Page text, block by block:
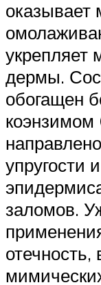
укрепляет
дермы.
обогащен
коэнзимом
упругости
заломов.